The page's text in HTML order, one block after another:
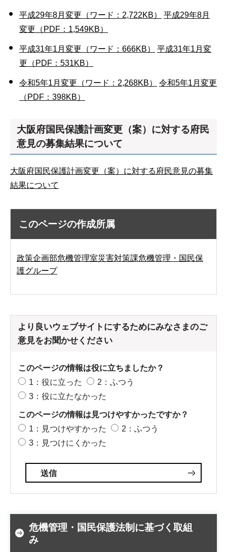
平成29年8月変更（ワード：2,722KB）
平成29年8月
変更（PDF：1,549KB）
平成31年1月変更（ワード：666KB）
平成31年1月変
更（PDF：531KB）
令和5年1月変更（ワード：2,268KB）
令和5年1月変更
（PDF：398KB）
大阪府国民保護計画変更（案）に対する府民
意見の募集結果について
大阪府国民保護計画変更（案）に対する府民意見の募集
結果について
このページの作成所属
政策企画部危機管理室災害対策課危機管理・国民保
護グループ
より良いウェブサイトにするためにみなさまのご
意見をお聞かせください
このページの情報は役に立ちましたか？
1：役に立った
2：ふつう
3：役に立たなかった
このページの情報は見つけやすかったですか？
1：見つけやすかった
2：ふつう
3：見つけにくかった
危機管理・国民保護法制に基づく取組
み